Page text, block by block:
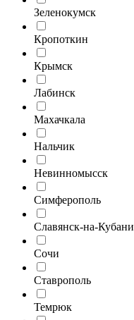
Зеленокумск
Кропоткин
Крымск
Лабинск
Махачкала
Нальчик
Невинномысск
Симферополь
Славянск-на-Кубани
Сочи
Ставрополь
Темрюк